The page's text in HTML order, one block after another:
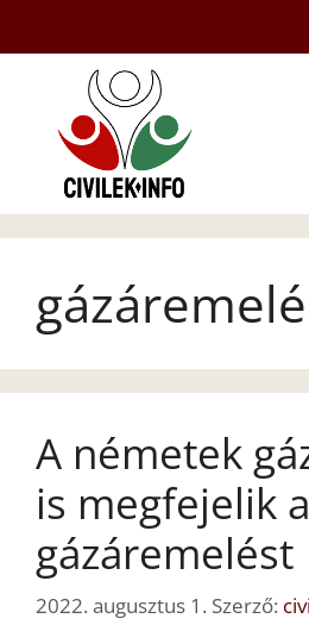
tartalomba
A németek
is megfejelik a
gázáremelést
2022. augusztus 1. Szerző: